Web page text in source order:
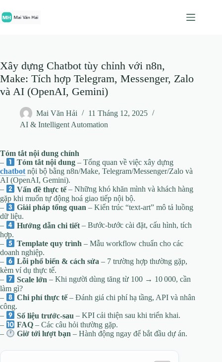
đến
phần
Xây dựng Chatbot tùy chỉnh với n8n,
Make: Tích hợp Telegram, Messenger, Zalo
và AI (OpenAI, Gemini)
Mai Văn Hải
11 Tháng 12, 2025
AI & Intelligent Automation
Tóm tắt nội dung chính
–
Tóm tắt nội dung – Tổng quan về việc xây dựng
chatbotnội bộ bằng n8n/Make, Telegram/Messenger/Zalo và
AI (OpenAI, Gemini).
–
Vấn đề thực tế– Những khó khăn mình và khách hàng
gặp khi muốn tự động hoá giao tiếp nội bộ.
–
Giải pháp tổng quan – Kiến trúc “text‑art” mô tả luồng
dữ liệu.
–
Hướng dẫn chi tiết – Bước‑bước cài đặt, cấu hình, tích
hợp.
–
Template quy trình – Mẫu workflow chuẩn cho các
doanh nghiệp.
–
Lỗi phổ biến & cách sửa – 7 trường hợp thường gặp,
kèm ví dụ thực tế.
–
Scale lớn – Khi người dùng tăng từ 100 → 10 000, cần
làm gì?
–
Chi phí thực tế– Đánh giá chi phí hạ tầng, API và nhân
công.
–
Số liệu trước‑sau – KPI cải thiện sau khi triển khai.
–
FAQ – Các câu hỏi thường gặp.
–
Giờ tới lượt bạn – Hành động ngay để bắt đầu dự án.